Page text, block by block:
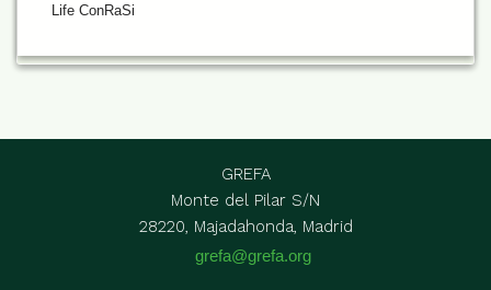
Life ConRaSi
GREFA
Monte del Pilar S/N
28220, Majadahonda, Madrid
grefa@grefa.org